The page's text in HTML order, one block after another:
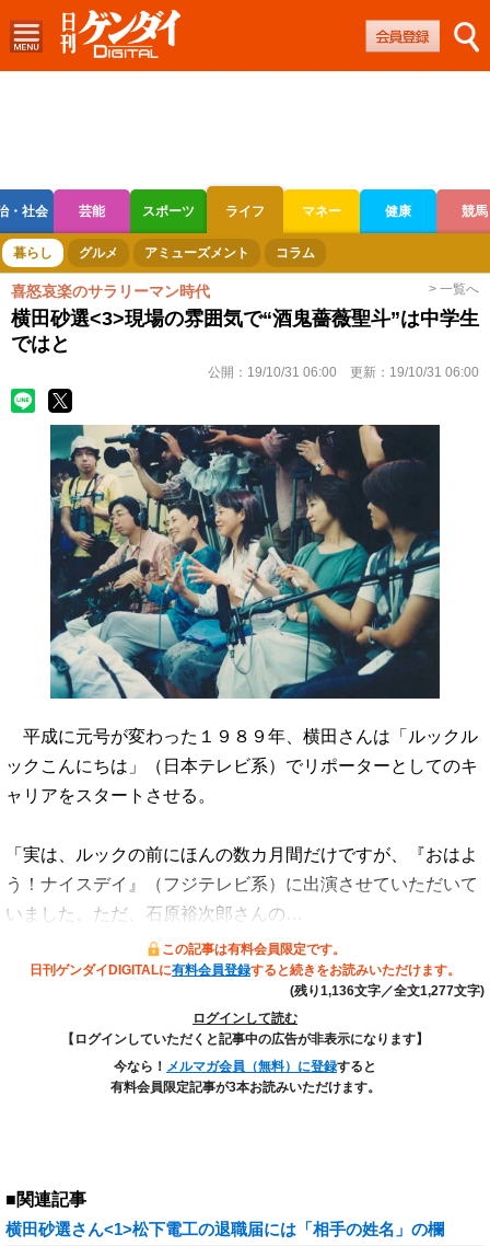
・社会 芸能 スポーツ ライフ マネー 健康 競馬
ボートレース 競輪 オートレース
暮らし グルメ アミューズメント コラム
喜怒哀楽のサラリーマン時代 > 一覧へ
横田砂選<3>現場の雰囲気で“酒鬼薔薇聖斗”は中学生
ではと
公開： 19/10/31 06:00 更新： 19/10/31 06:00
平成に元号が変わった１９８９年、横田さんは「ルックル
ックこんにちは」（日本テレビ系）でリポーターとしてのキ
ャリアをスタートさせる。
「実は、ルックの前にほんの数カ月間だけですが、『おはよ
う！ナイスデイ』（フジテレビ系）に出演させていただいて
いました。ただ、石原裕次郎さんの…
この記事は有料会員限定です。
日刊ゲンダイDIGITALに有料会員登録すると続きをお読みいただけます。
(残り1,136文字／全文1,277文字)
ログインして読む
【ログインしていただくと記事中の広告が非表示になります】
今なら！ メルマガ会員（無料）に登録すると
有料会員限定記事が3本お読みいただけます。
■関連記事
横田砂選さん<1>松下電工の退職届には「相手の姓名」の欄